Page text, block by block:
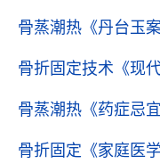
骨蒸潮热 《丹台玉案
骨折固定技术 《现
骨蒸潮热 《药症忌宜
骨折固定 《家庭医